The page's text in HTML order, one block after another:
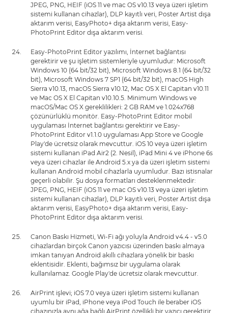
JPEG, PNG, HEIF (iOS 11 ve mac OS v10.13 veya üzeri işletim
sistemi kullanan cihazlar), DLP kayıtlı veri, Poster Artist dışa
aktarım verisi, EasyPhoto+ dışa aktarım verisi, Easy-
PhotoPrint Editor dışa aktarım verisi.
Easy-PhotoPrint Editor yazılımı, İnternet bağlantısı
gerektirir ve şu işletim sistemleriyle uyumludur: Microsoft
Windows 10 (64 bit/32 bit), Microsoft Windows 8.1 (64 bit/32
bit), Microsoft Windows 7 SP1 (64 bit/32 bit), macOS High
Sierra v10.13, macOS Sierra v10.12, Mac OS X El Capitan v10.11
ve Mac OS X El Capitan v10.10.5. Minimum Windows ve
macOS/Mac OS X gereklilikleri: 2 GB RAM ve 1.024x768
çözünürlüklü monitör. Easy-PhotoPrint Editor mobil
uygulaması İnternet bağlantısı gerektirir ve Easy-
PhotoPrint Editor v1.1.0 uygulaması App Store ve Google
Play'de ücretsiz olarak mevcuttur. iOS 10 veya üzeri işletim
sistemi kullanan iPad Air2 (2. Nesil), iPad Mini 4 ve iPhone 6s
veya üzeri cihazlar ile Android 5.x ya da üzeri işletim sistemi
kullanan Android mobil cihazlarla uyumludur. Bazı istisnalar
geçerli olabilir. Şu dosya formatları desteklenmektedir:
JPEG, PNG, HEIF (iOS 11 ve mac OS v10.13 veya üzeri işletim
sistemi kullanan cihazlar), DLP kayıtlı veri, Poster Artist dışa
aktarım verisi, EasyPhoto+ dışa aktarım verisi, Easy-
PhotoPrint Editor dışa aktarım verisi.
Canon Baskı Hizmeti, Wi-Fi ağı yoluyla Android v4.4 - v5.0
cihazlardan birçok Canon yazıcısı üzerinden baskı almaya
imkan tanıyan Android akıllı cihazlara yönelik bir baskı
eklentisidir. Eklenti, bağımsız bir uygulama olarak
kullanılamaz. Google Play'de ücretsiz olarak mevcuttur.
AirPrint işlevi; iOS 7.0 veya üzeri işletim sistemi kullanan
uyumlu bir iPad, iPhone veya iPod Touch ile beraber iOS
cihazınızla aynı ağa bağlı AirPrint özellikli bir yazıcı gerektirir.